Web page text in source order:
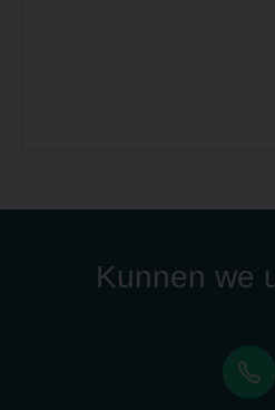
gebruiksvriendelijke
zijn bij veelvoorkomende
konijn. Lees meer
Kunnen we